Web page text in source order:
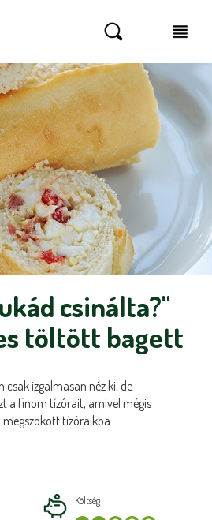
csinálta?"
töltött bagett
csak izgalmasan néz ki, de
a finom tízórait, amivel mégis
tízóraikba.
Költség